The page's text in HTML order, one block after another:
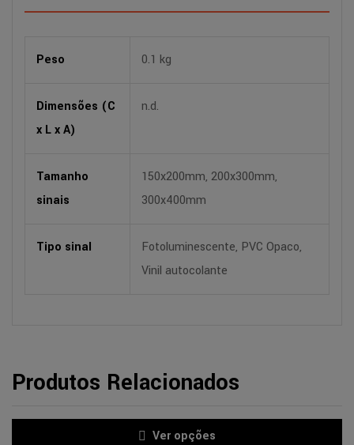
Peso 0.1 kg
Dimensões (C
x L x A)
n.d.
Tamanho
sinais
150x200mm, 200x300mm,
300x400mm
Tipo sinal
Fotoluminescente, PVC Opaco,
Vinil autocolante
Produtos Relacionados
Ver opções